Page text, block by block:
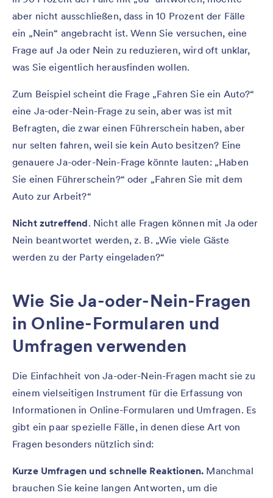
aber nicht ausschließen, dass in 10 Prozent der Fälle
ein „Nein“ angebracht ist. Wenn Sie versuchen, eine
Frage auf Ja oder Nein zu reduzieren, wird oft unklar,
was Sie eigentlich herausfinden wollen.
Zum Beispiel scheint die Frage „Fahren Sie ein Auto?“
eine Ja-oder-Nein-Frage zu sein, aber was ist mit
Befragten, die zwar einen Führerschein haben, aber
nur selten fahren, weil sie kein Auto besitzen? Eine
genauere Ja-oder-Nein-Frage könnte lauten: „Haben
Sie einen Führerschein?“ oder „Fahren Sie mit dem
Auto zur Arbeit?“
Nicht zutreffend. Nicht alle Fragen können mit Ja oder
Nein beantwortet werden, z. B. „Wie viele Gäste
werden zu der Party eingeladen?“
Wie Sie Ja-oder-Nein-Fragen
in Online-Formularen und
Umfragen verwenden
Die Einfachheit von Ja-oder-Nein-Fragen macht sie zu
einem vielseitigen Instrument für die Erfassung von
Informationen in Online-Formularen und Umfragen. Es
gibt ein paar spezielle Fälle, in denen diese Art von
Fragen besonders nützlich sind:
Kurze Umfragen und schnelle Reaktionen. Manchmal
brauchen Sie keine langen Antworten, um die